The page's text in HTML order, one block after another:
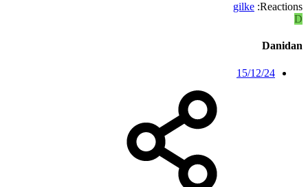
Reactions:
gilke
D
Danidan
15/12/24